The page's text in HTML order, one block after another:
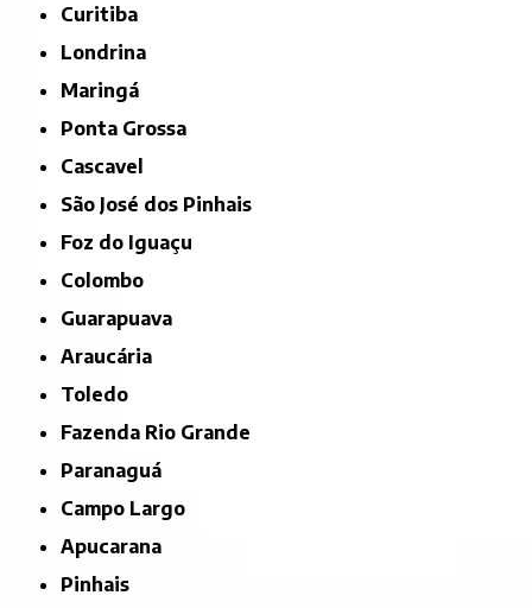
Curitiba
Londrina
Maringá
Ponta Grossa
Cascavel
São José dos Pinhais
Foz do Iguaçu
Colombo
Guarapuava
Araucária
Toledo
Fazenda Rio Grande
Paranaguá
Campo Largo
Apucarana
Pinhais